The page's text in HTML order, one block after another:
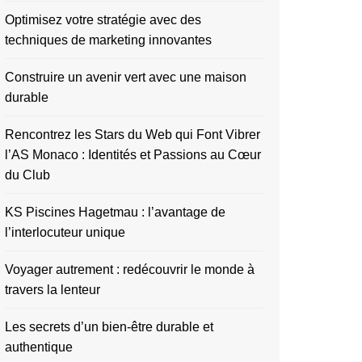
Optimisez votre stratégie avec des
techniques de marketing innovantes
Construire un avenir vert avec une maison
durable
Rencontrez les Stars du Web qui Font Vibrer
l’AS Monaco : Identités et Passions au Cœur
du Club
KS Piscines Hagetmau : l’avantage de
l’interlocuteur unique
Voyager autrement : redécouvrir le monde à
travers la lenteur
Les secrets d’un bien-être durable et
authentique